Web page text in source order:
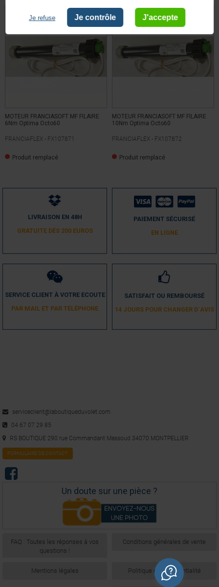
MOTEUR FRANCIASOFT MF FILAIRE
6Nm Optima Octo60
FRANCIAFLEX - FX107871
Produit remplacé
MOTEUR FRANCIASOFT MF FILAIRE
10Nm Optima Octo60
FRANCIAFLEX - FX107872
Produit remplacé
LIVRAISON EN 48H
GRATUITE DÈS 200 EUROS
PAIEMENT SÉCURISÉ
EN LIGNE
SERVICE CLIENT À VOTRE ECOUTE
PAR MAIL ET PAR TÉLÉPHONE
SATISFAIT OU REMBOURSÉ
14 JOURS POUR CHANGER D´AVIS
serviceclient@laboutiqueduvolet.com
04 67 07 29 85
RS BOUTIQUE 290 rue Commandant Massoud 34070 MONTPELLIER
FORMULAIRE DE CONTACT
Un doute sur une pièce ?
FAQ : Toutes les réponses à vos
questions !
Conditions générales de vente
Mentions légales Politique de confidentialité
Je refuse Je contrôle J'accepte